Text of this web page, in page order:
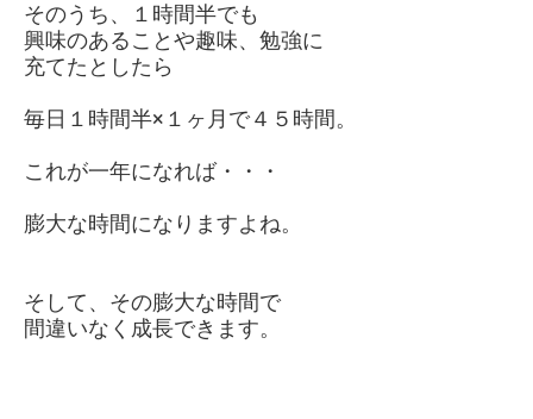
そのうち、１時間半でも
興味のあることや趣味、勉強に
充てたとしたら
毎日１時間半×１ヶ月で４５時間。
これが一年になれば・・・
膨大な時間になりますよね。
そして、その膨大な時間で
間違いなく成長できます。